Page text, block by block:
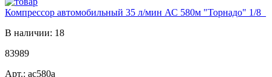
Компрессор автомобильный 35 л/мин АС 580м "Торнадо" 1/8_
В наличии: 18
83989
Арт.: ас580а